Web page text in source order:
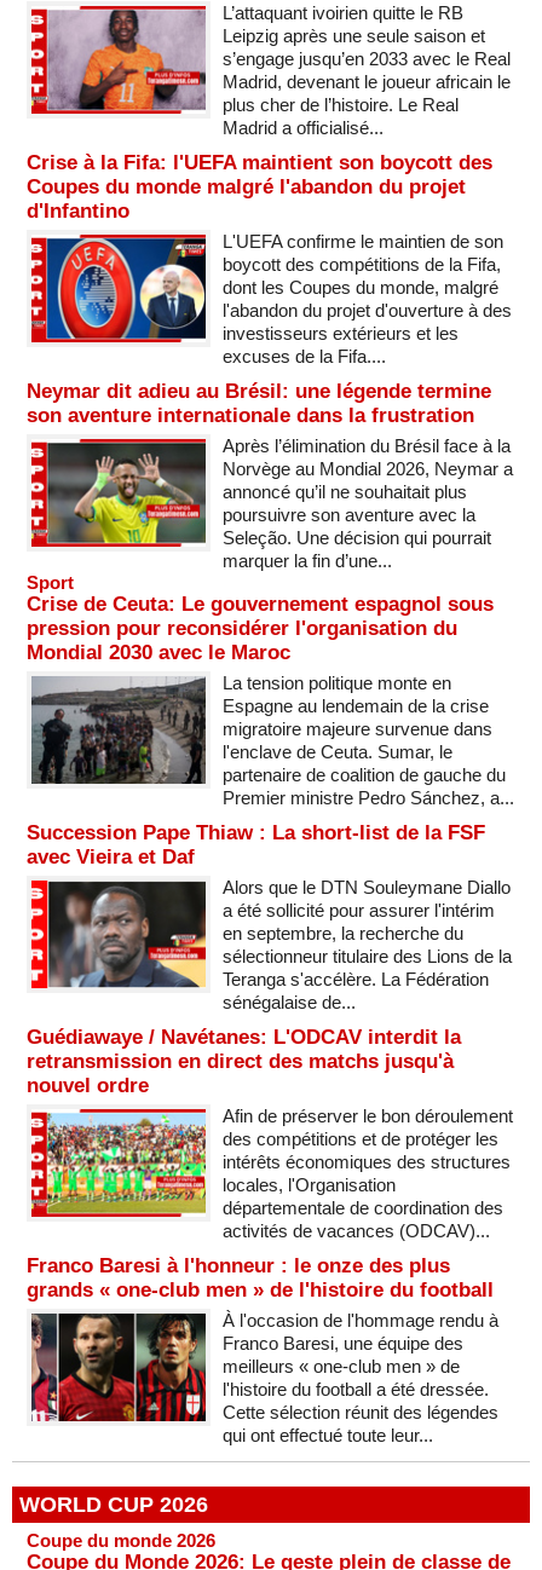
L’attaquant ivoirien quitte le RB
Leipzig après une seule saison et
s’engage jusqu’en 2033 avec le Real
Madrid, devenant le joueur africain le
plus cher de l’histoire. Le Real
Madrid a officialisé...
Crise à la Fifa: l'UEFA maintient son boycott des
Coupes du monde malgré l'abandon du projet
d'Infantino
L'UEFA confirme le maintien de son
boycott des compétitions de la Fifa,
dont les Coupes du monde, malgré
l'abandon du projet d'ouverture à des
investisseurs extérieurs et les
excuses de la Fifa....
Neymar dit adieu au Brésil: une légende termine
son aventure internationale dans la frustration
Après l’élimination du Brésil face à la
Norvège au Mondial 2026, Neymar a
annoncé qu’il ne souhaitait plus
poursuivre son aventure avec la
Seleção. Une décision qui pourrait
marquer la fin d’une...
Sport
Crise de Ceuta: Le gouvernement espagnol sous
pression pour reconsidérer l'organisation du
Mondial 2030 avec le Maroc
La tension politique monte en
Espagne au lendemain de la crise
migratoire majeure survenue dans
l'enclave de Ceuta. Sumar, le
partenaire de coalition de gauche du
Premier ministre Pedro Sánchez, a...
Succession Pape Thiaw : La short-list de la FSF
avec Vieira et Daf
Alors que le DTN Souleymane Diallo
a été sollicité pour assurer l'intérim
en septembre, la recherche du
sélectionneur titulaire des Lions de la
Teranga s'accélère. La Fédération
sénégalaise de...
Guédiawaye / Navétanes: L'ODCAV interdit la
retransmission en direct des matchs jusqu'à
nouvel ordre
Afin de préserver le bon déroulement
des compétitions et de protéger les
intérêts économiques des structures
locales, l'Organisation
départementale de coordination des
activités de vacances (ODCAV)...
Franco Baresi à l'honneur : le onze des plus
grands « one-club men » de l'histoire du football
À l'occasion de l'hommage rendu à
Franco Baresi, une équipe des
meilleurs « one-club men » de
l'histoire du football a été dressée.
Cette sélection réunit des légendes
qui ont effectué toute leur...
WORLD CUP 2026
Coupe du monde 2026
Coupe du Monde 2026: Le geste plein de classe de